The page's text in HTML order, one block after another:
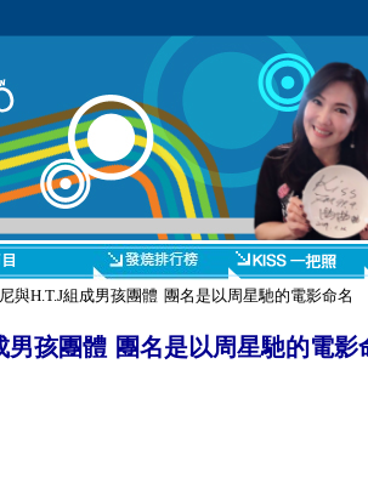
與H.T.J組成男孩團體 團名是以周星馳的電影命名
男孩團體 團名是以周星馳的電影